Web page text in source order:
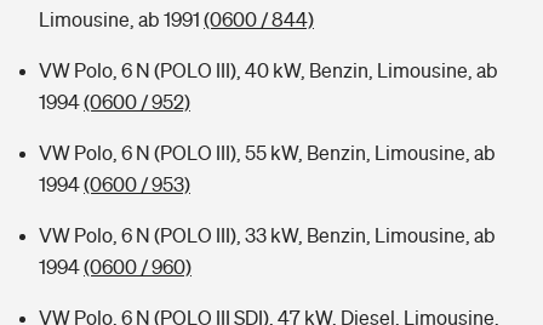
Limousine, ab 1991 (0600 / 844)
VW Polo, 6 N (POLO III), 40 kW, Benzin, Limousine, ab
1994(0600 / 952)
VW Polo, 6 N (POLO III), 55 kW, Benzin, Limousine, ab
1994(0600 / 953)
VW Polo, 6 N (POLO III), 33 kW, Benzin, Limousine, ab
1994(0600 / 960)
VW Polo, 6 N (POLO III SDI), 47 kW, Diesel, Limousine,